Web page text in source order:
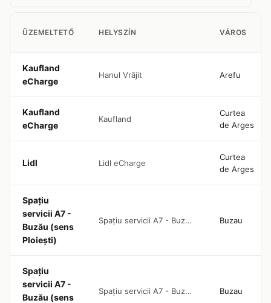
ÜZEMELTETŐ HELYSZÍN VÁROS
Kaufland
eCharge
Hanul Vrăjit Arefu
Kaufland
eCharge
Kaufland
Curtea
de Arges
Lidl Lidl eCharge
Curtea
de Arges
Spațiu
servicii A7 -
Buzău (sens
Ploiești)
Spațiu servicii A7 - Buzău (sens Ploiești) Buzau
Spațiu
servicii A7 -
Buzău (sens
Spațiu servicii A7 - Buzău (sens Siret) Buzau